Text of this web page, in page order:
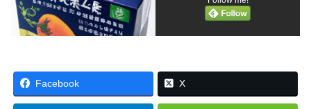
Facebook X